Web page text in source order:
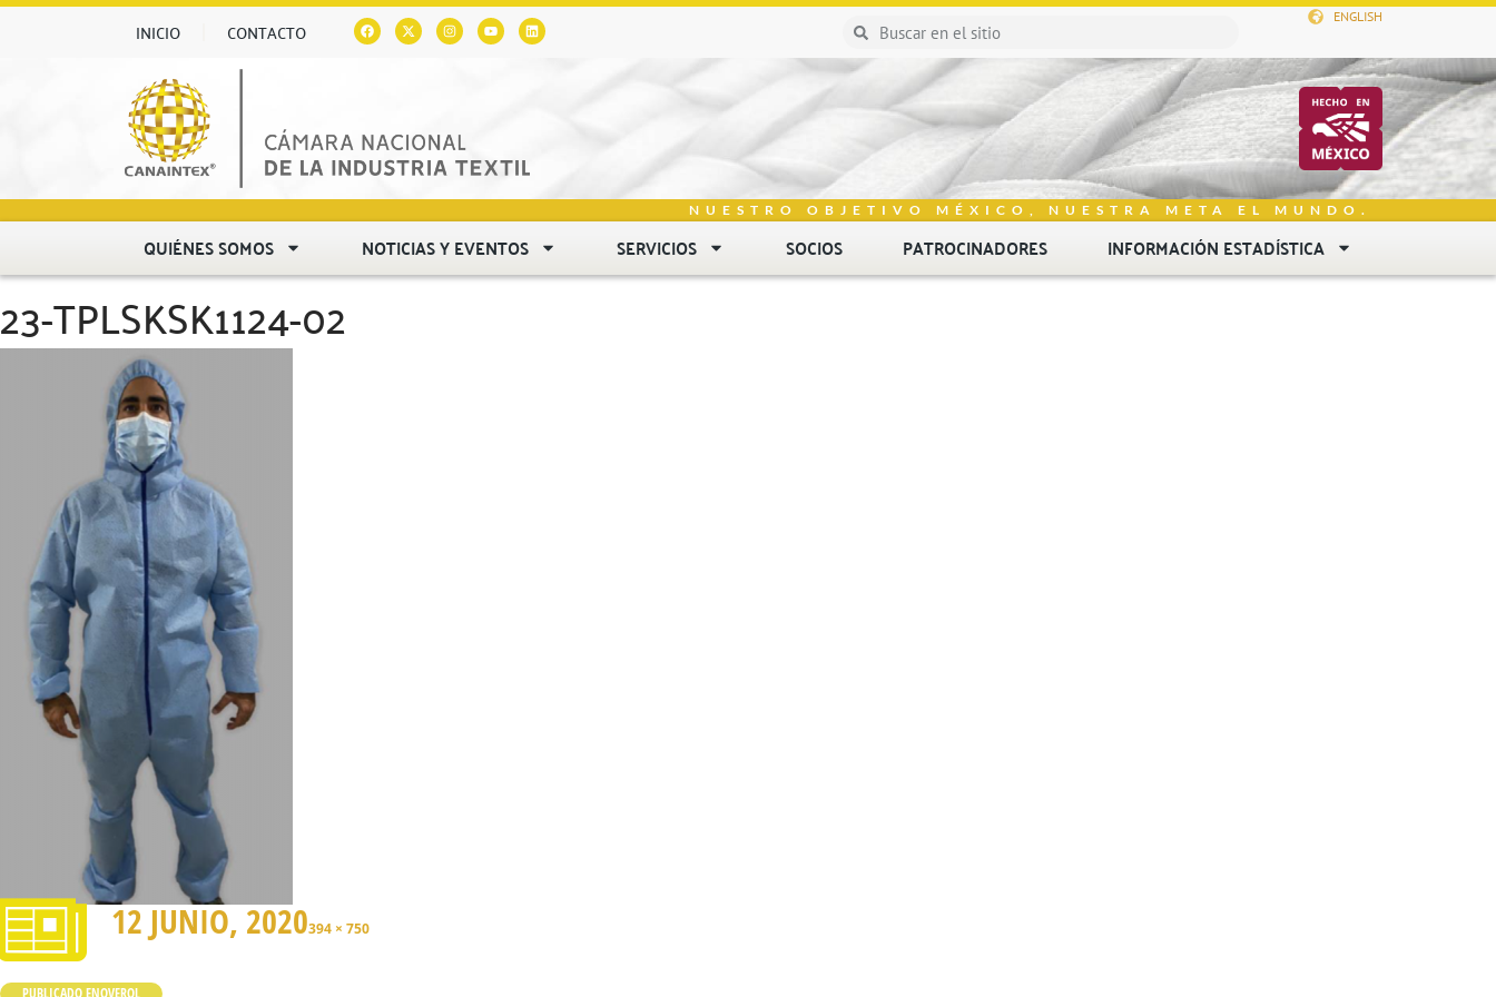
INICIO CONTACTO
ENGLISH
NUESTRO OBJETIVO MÉXICO, NUESTRA META EL MUNDO.
QUIÉNES SOMOS NOTICIAS Y EVENTOS SERVICIOS SOCIOS PATROCINADORES INFORMACIÓN ESTADÍSTICA
23-TPLSKSK1124-02
12 JUNIO, 2020394 × 750
PUBLICADO ENOVEROL